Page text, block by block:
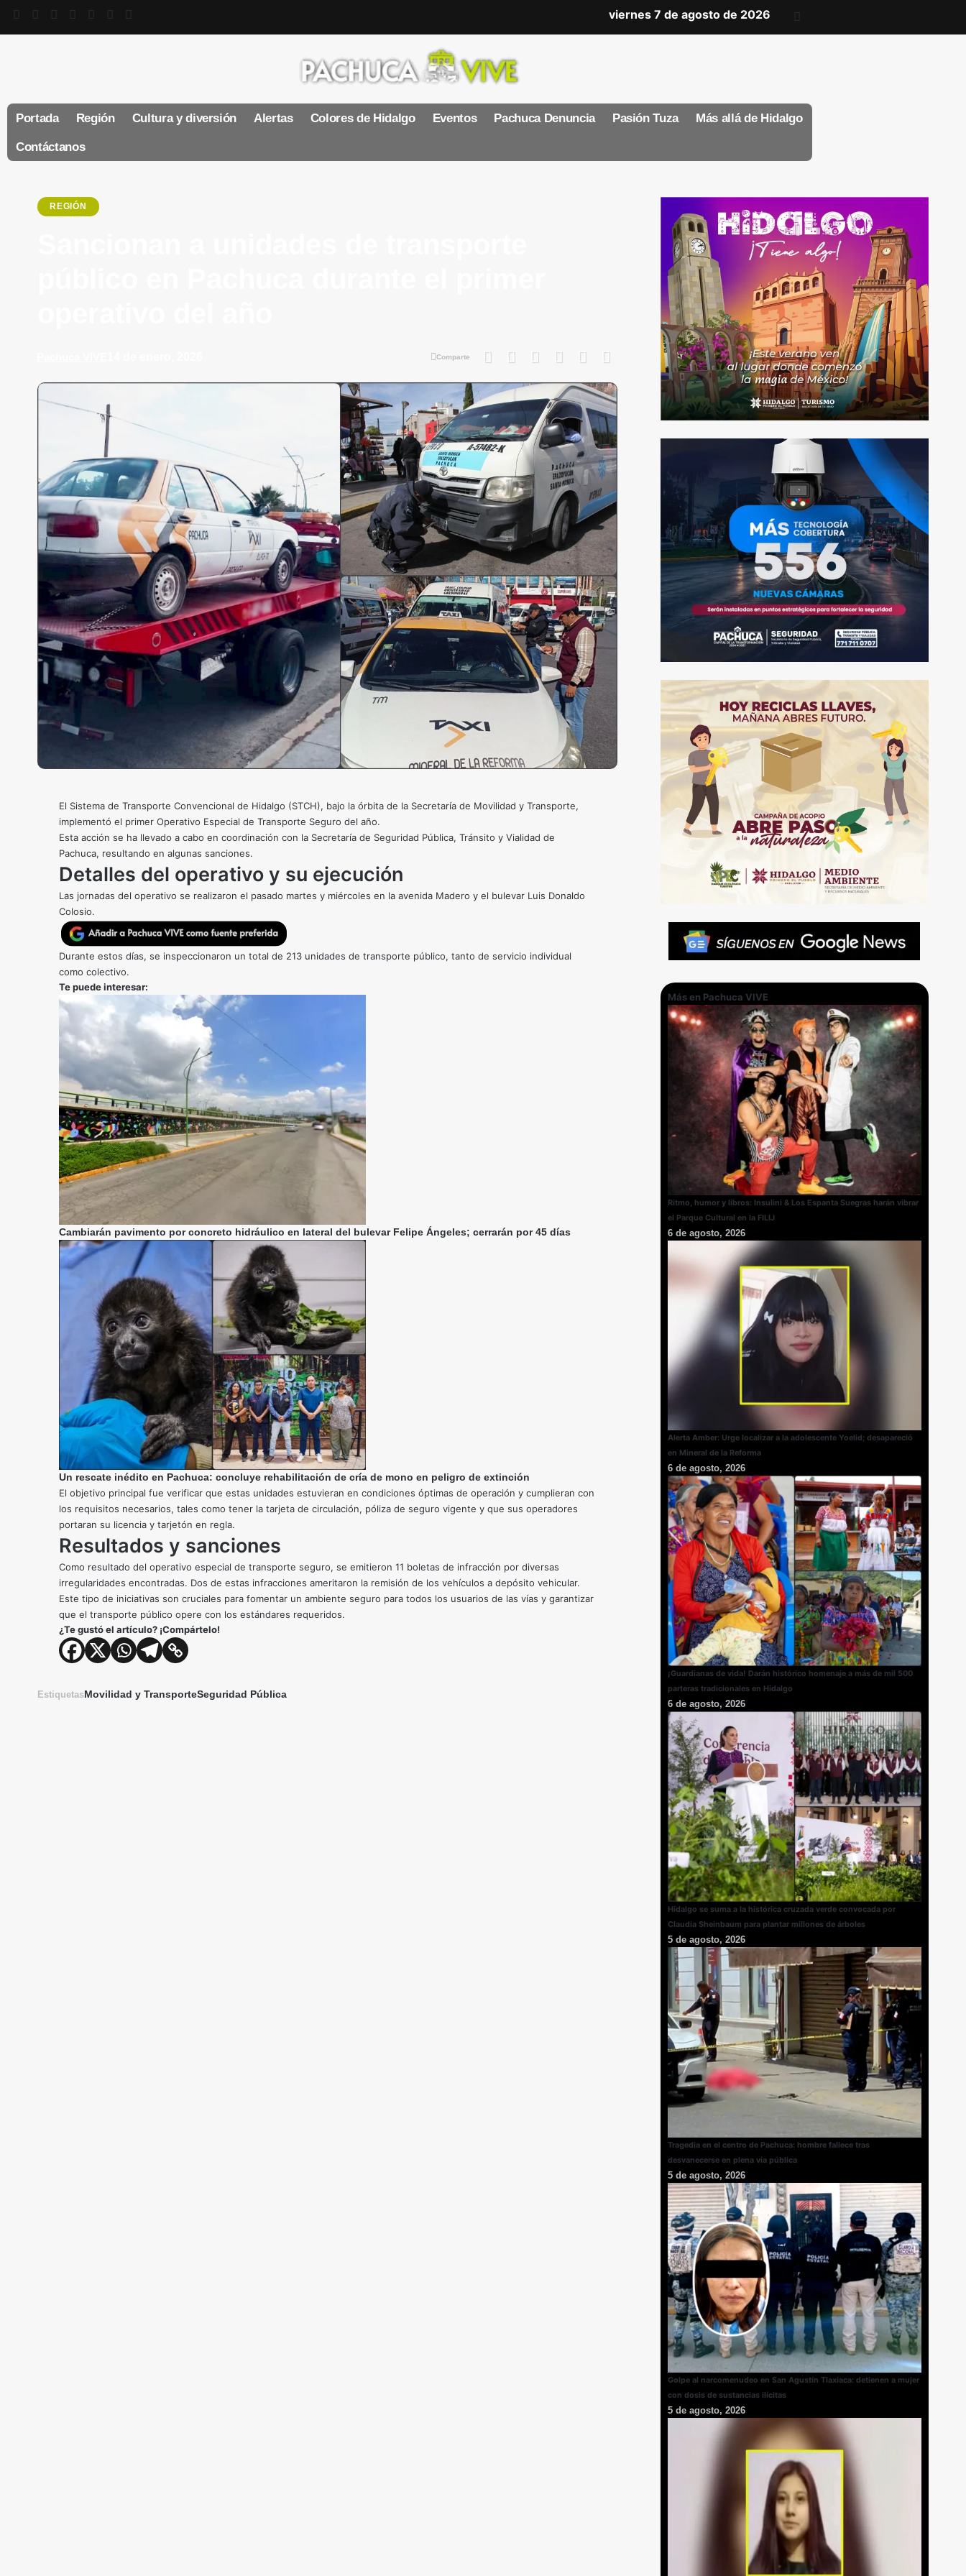
viernes 7 de agosto de 2026
Portada Región Cultura y diversión Alertas Colores de Hidalgo Eventos Pachuca Denuncia Pasión Tuza Más allá de Hidalgo
Contáctanos
REGIÓN
Comparte
El Sistema de Transporte Convencional de Hidalgo (STCH), bajo la órbita de la Secretaría de Movilidad y Transporte,
implementó el primer Operativo Especial de Transporte Seguro del año.
Esta acción se ha llevado a cabo en coordinación con la Secretaría de Seguridad Pública, Tránsito y Vialidad de
Pachuca, resultando en algunas sanciones.
Detalles del operativo y su ejecución
Las jornadas del operativo se realizaron el pasado martes y miércoles en la avenida Madero y el bulevar Luis Donaldo
Colosio.
Durante estos días, se inspeccionaron un total de 213 unidades de transporte público, tanto de servicio individual
como colectivo.
Te puede interesar:
Cambiarán pavimento por concreto hidráulico en lateral del bulevar Felipe Ángeles; cerrarán por 45 días
Un rescate inédito en Pachuca: concluye rehabilitación de cría de mono en peligro de extinción
El objetivo principal fue verificar que estas unidades estuvieran en condiciones óptimas de operación y cumplieran con
los requisitos necesarios, tales como tener la tarjeta de circulación, póliza de seguro vigente y que sus operadores
portaran su licencia y tarjetón en regla.
Resultados y sanciones
Como resultado del operativo especial de transporte seguro, se emitieron 11 boletas de infracción por diversas
irregularidades encontradas. Dos de estas infracciones ameritaron la remisión de los vehículos a depósito vehicular.
Este tipo de iniciativas son cruciales para fomentar un ambiente seguro para todos los usuarios de las vías y garantizar
que el transporte público opere con los estándares requeridos.
¿Te gustó el artículo? ¡Compártelo!
EstiquetasMovilidad y TransporteSeguridad Pública
Más en Pachuca VIVE
Ritmo, humor y libros: Insulini & Los Espanta Suegras harán vibrar
el Parque Cultural en la FILIJ
6 de agosto, 2026
Alerta Amber: Urge localizar a la adolescente Yoelid; desapareció
en Mineral de la Reforma
6 de agosto, 2026
¡Guardianas de vida! Darán histórico homenaje a más de mil 500
parteras tradicionales en Hidalgo
6 de agosto, 2026
Hidalgo se suma a la histórica cruzada verde convocada por
Claudia Sheinbaum para plantar millones de árboles
5 de agosto, 2026
Tragedia en el centro de Pachuca: hombre fallece tras
desvanecerse en plena vía pública
5 de agosto, 2026
Golpe al narcomenudeo en San Agustín Tlaxiaca: detienen a mujer
con dosis de sustancias ilícitas
5 de agosto, 2026